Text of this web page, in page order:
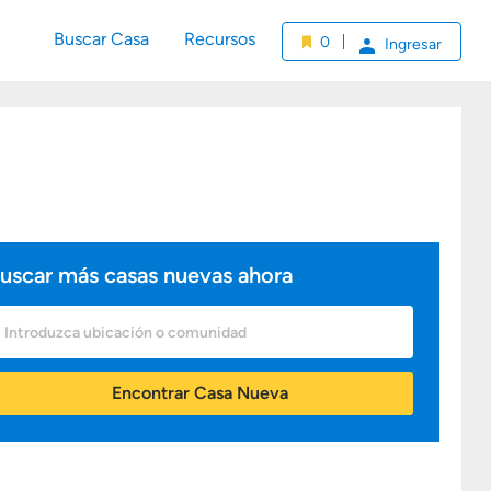
Buscar Casa Recursos 0 Ingresar
más casas nuevas ahora